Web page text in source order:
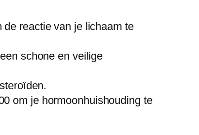
reactie van je lichaam te
schone en veilige
om je hormoonhuishouding te